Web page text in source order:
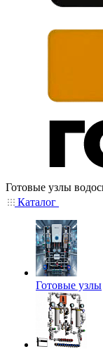
Готовые узлы
Каталог
Готовые узлы